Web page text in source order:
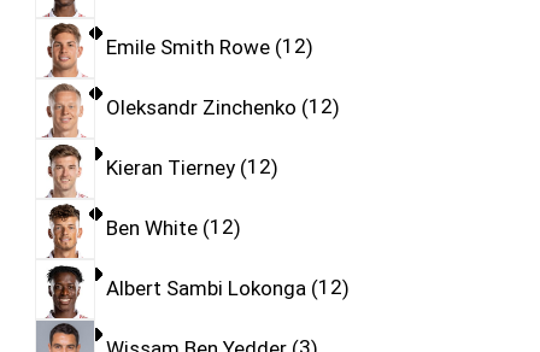
Emile Smith Rowe 12
Oleksandr Zinchenko 12
Kieran Tierney 12
Ben White 12
Albert Sambi Lokonga 12